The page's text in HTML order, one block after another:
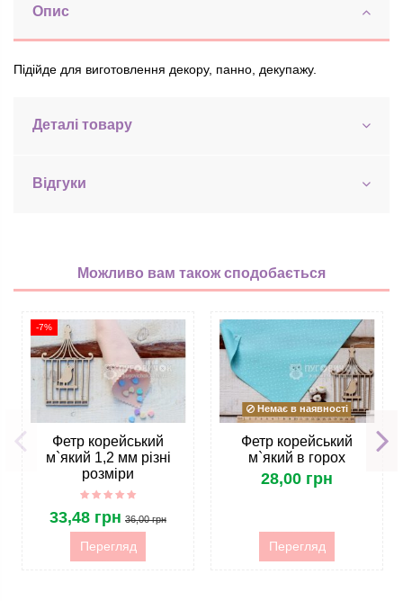
Опис
Підійде для виготовлення декору, панно, декупажу.
Деталі товару
Відгуки
Можливо вам також сподобається
-7%
Фетр корейський
м`який 1,2 мм різні
розміри
33,48 грн 36,00 грн
Перегляд
Немає в наявності
Фетр корейський
м`який в горох
28,00 грн
Перегляд